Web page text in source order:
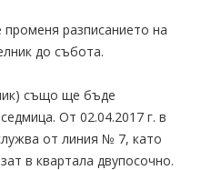
разписанието на
до събота.
също ще бъде
От 02.04.2017 г. в
от линия № 7, като
в квартала двупосочно.